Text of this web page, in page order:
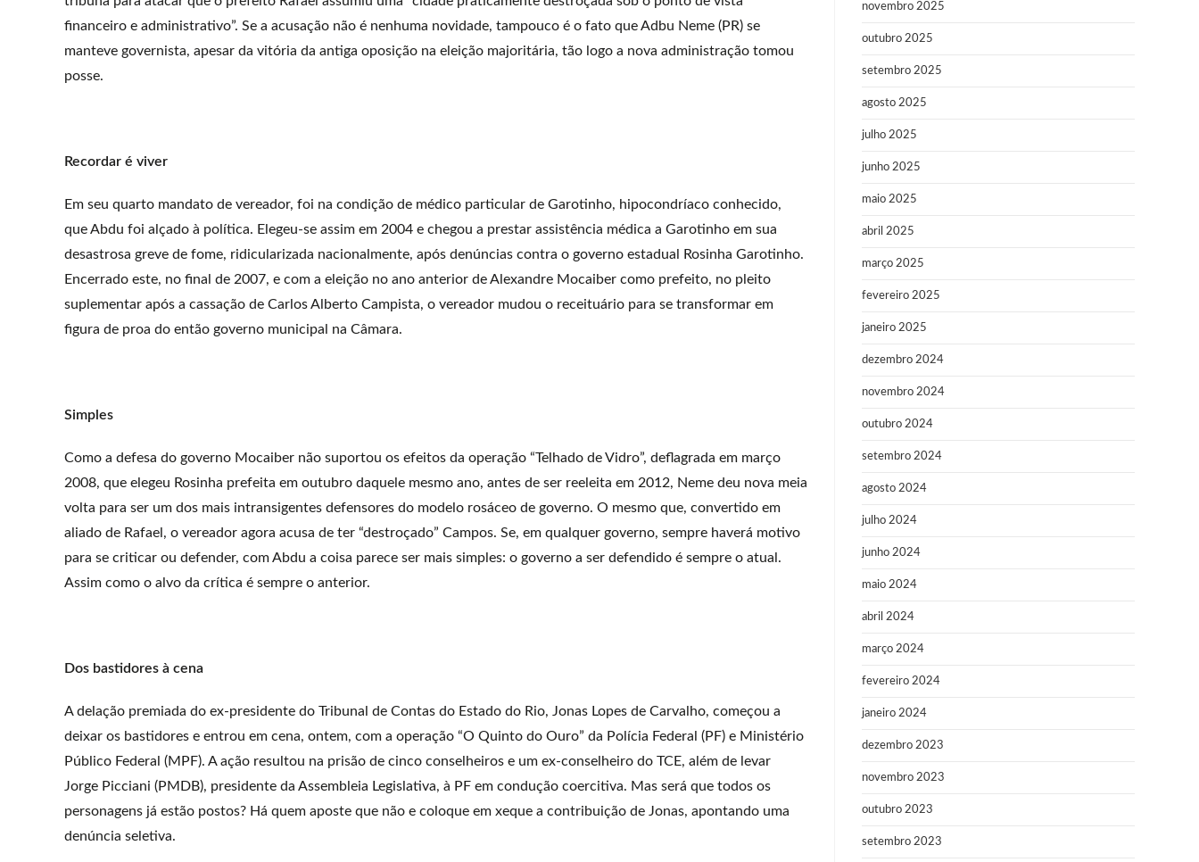
financeiro e administrativo”. Se a acusação não é nenhuma novidade, tampouco é o fato que Adbu Neme (PR) se
manteve governista, apesar da vitória da antiga oposição na eleição majoritária, tão logo a nova administração tomou
posse.
Recordar é viver
Em seu quarto mandato de vereador, foi na condição de médico particular de Garotinho, hipocondríaco conhecido,
que Abdu foi alçado à política. Elegeu-se assim em 2004 e chegou a prestar assistência médica a Garotinho em sua
desastrosa greve de fome, ridicularizada nacionalmente, após denúncias contra o governo estadual Rosinha Garotinho.
Encerrado este, no final de 2007, e com a eleição no ano anterior de Alexandre Mocaiber como prefeito, no pleito
suplementar após a cassação de Carlos Alberto Campista, o vereador mudou o receituário para se transformar em
figura de proa do então governo municipal na Câmara.
Simples
Como a defesa do governo Mocaiber não suportou os efeitos da operação “Telhado de Vidro”, deflagrada em março
2008, que elegeu Rosinha prefeita em outubro daquele mesmo ano, antes de ser reeleita em 2012, Neme deu nova meia
volta para ser um dos mais intransigentes defensores do modelo rosáceo de governo. O mesmo que, convertido em
aliado de Rafael, o vereador agora acusa de ter “destroçado” Campos. Se, em qualquer governo, sempre haverá motivo
para se criticar ou defender, com Abdu a coisa parece ser mais simples: o governo a ser defendido é sempre o atual.
Assim como o alvo da crítica é sempre o anterior.
Dos bastidores à cena
A delação premiada do ex-presidente do Tribunal de Contas do Estado do Rio, Jonas Lopes de Carvalho, começou a
deixar os bastidores e entrou em cena, ontem, com a operação “O Quinto do Ouro” da Polícia Federal (PF) e Ministério
Público Federal (MPF). A ação resultou na prisão de cinco conselheiros e um ex-conselheiro do TCE, além de levar
Jorge Picciani (PMDB), presidente da Assembleia Legislativa, à PF em condução coercitiva. Mas será que todos os
personagens já estão postos? Há quem aposte que não e coloque em xeque a contribuição de Jonas, apontando uma
denúncia seletiva.
novembro 2025
outubro 2025
setembro 2025
agosto 2025
julho 2025
junho 2025
maio 2025
abril 2025
março 2025
fevereiro 2025
janeiro 2025
dezembro 2024
novembro 2024
outubro 2024
setembro 2024
agosto 2024
julho 2024
junho 2024
maio 2024
abril 2024
março 2024
fevereiro 2024
janeiro 2024
dezembro 2023
novembro 2023
outubro 2023
setembro 2023